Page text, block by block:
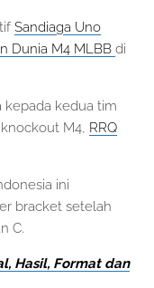
Sandiaga Uno
Dunia M4 MLBB di
kepada kedua tim
M4, RRQ
ini
bracket setelah
C.
Hasil, Format dan